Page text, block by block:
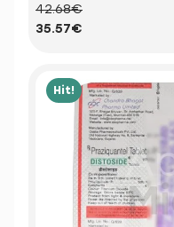
42.68€
35.57€
Hit!